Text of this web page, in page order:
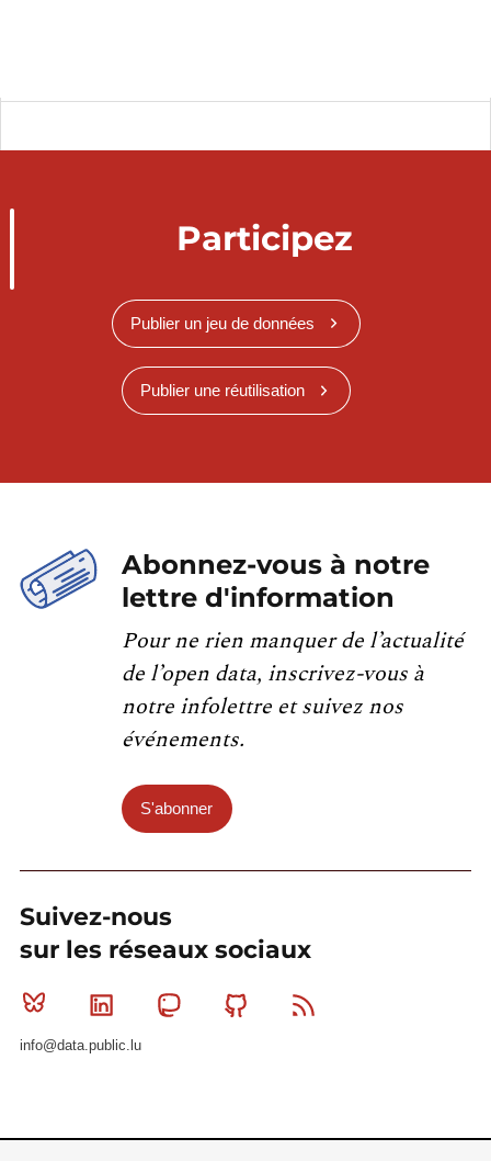
Participez
Publier un jeu de données
Publier une réutilisation
Abonnez-vous à notre
lettre d'information
Pour ne rien manquer de l’actualité
de l’open data, inscrivez-vous à
notre infolettre et suivez nos
événements.
S'abonner
Suivez-nous
sur les réseaux sociaux
Bluesky Linkedin MastodonGithub
info@data.public.lu